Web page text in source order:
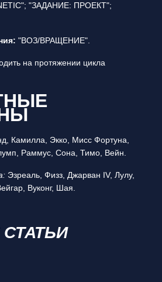
"ЗАДАНИЕ: ПРОЕКТ";
"ВОЗ/ВРАЩЕНИЕ".
на протяжении цикла
Камилла, Экко, Мисс Фортуна,
Раммус, Сона, Тимо, Вейн.
Эзреаль, Физз, Джарван IV, Лулу,
Вуконг, Шая.